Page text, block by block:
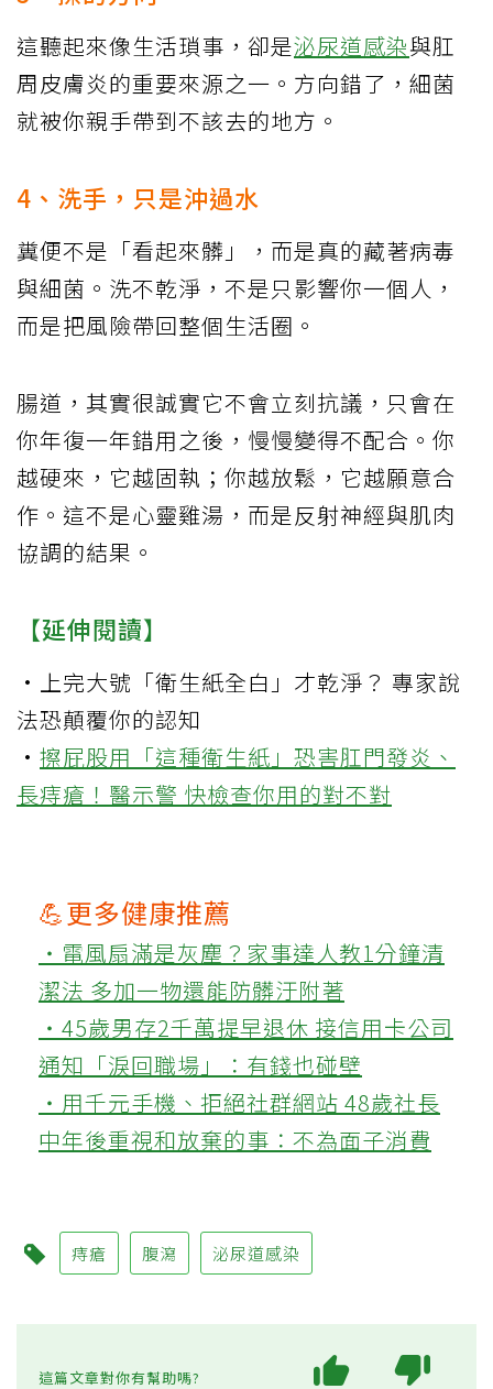
這聽起來像生活瑣事，卻是泌尿道感染與肛
周皮膚炎的重要來源之一。方向錯了，細菌
就被你親手帶到不該去的地方。
4、洗手，只是沖過水
糞便不是「看起來髒」，而是真的藏著病毒
與細菌。洗不乾淨，不是只影響你一個人，
而是把風險帶回整個生活圈。
腸道，其實很誠實它不會立刻抗議，只會在
你年復一年錯用之後，慢慢變得不配合。你
越硬來，它越固執；你越放鬆，它越願意合
作。這不是心靈雞湯，而是反射神經與肌肉
協調的結果。
【延伸閱讀】
· 上完大號「衛生紙全白」才乾淨？ 專家說
法恐顛覆你的認知
· 擦屁股用「這種衛生紙」恐害肛門發炎、
長痔瘡！醫示警 快檢查你用的對不對
💪更多健康推薦
‧電風扇滿是灰塵？家事達人教1分鐘清
潔法 多加一物還能防髒汙附著
‧45歲男存2千萬提早退休 接信用卡公司
通知「淚回職場」：有錢也碰壁
‧用千元手機、拒絕社群網站 48歲社長
中年後重視和放棄的事：不為面子消費
痔瘡 腹瀉 泌尿道感染
這篇文章對你有幫助嗎?